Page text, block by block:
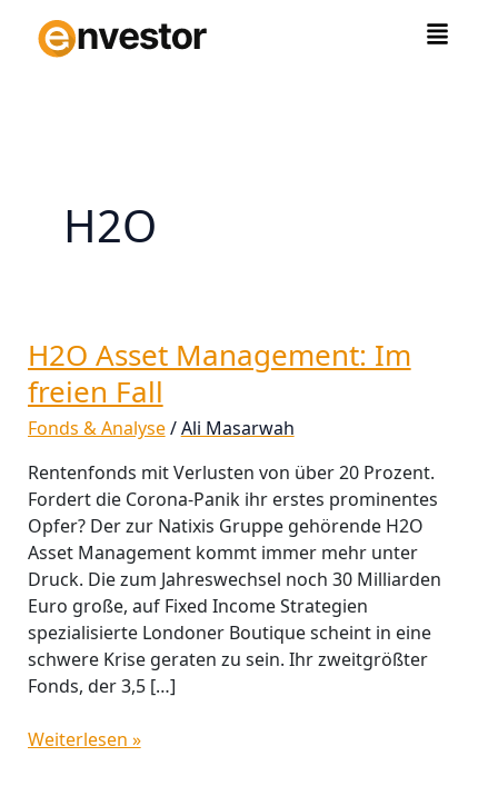
Inhalt
springen
H2O
H2O Asset Management: Im
freien Fall
Fonds & Analyse/Ali Masarwah
Rentenfonds mit Verlusten von über 20 Prozent.
Fordert die Corona-Panik ihr erstes prominentes
Opfer? Der zur Natixis Gruppe gehörende H2O
Asset Management kommt immer mehr unter
Druck. Die zum Jahreswechsel noch 30 Milliarden
Euro große, auf Fixed Income Strategien
spezialisierte Londoner Boutique scheint in eine
schwere Krise geraten zu sein. Ihr zweitgrößter
Fonds, der 3,5 […]
H2O
Asset
Management:
Im
Fall
Weiterlesen »